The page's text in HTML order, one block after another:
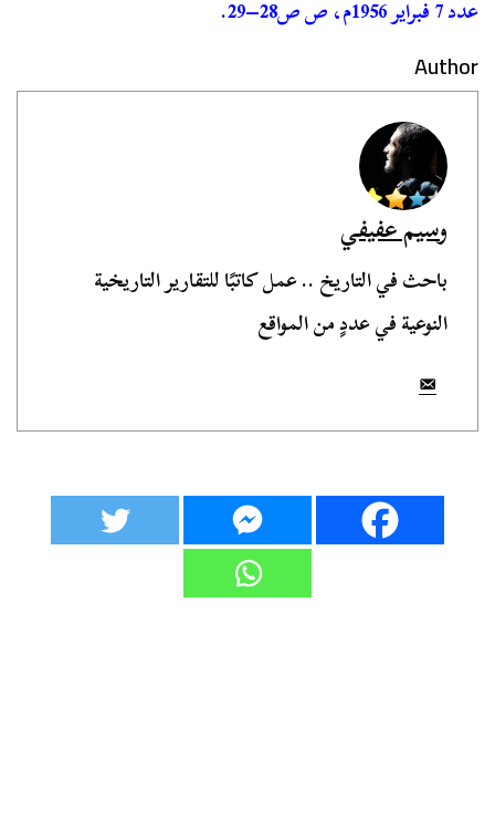
عدد 7 فبراير 1956م، ص ص28–29.
Author
وسيم عفيفي
باحث في التاريخ .. عمل كاتبًا للتقارير التاريخية
النوعية في عددٍ من المواقع